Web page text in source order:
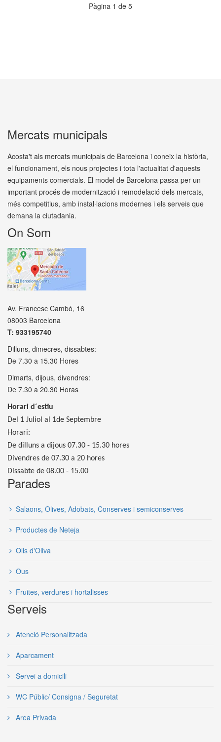
Pàgina 1 de 5
Mercats municipals
Acosta't als mercats municipals de Barcelona i coneix la història,
el funcionament, els nous projectes i tota l'actualitat d'aquests
equipaments comercials. El model de Barcelona passa per un
important procés de modernització i remodelació dels mercats,
més competitius, amb instal·lacions modernes i els serveis que
demana la ciutadania.
On Som
Av. Francesc Cambó, 16
08003 Barcelona
T: 933195740
Dilluns, dimecres, dissabtes:
De 7.30 a 15.30 Hores
Dimarts, dijous, divendres:
De 7.30 a 20.30 Horas
Horari d´estiu
Del 1 Juliol al 1de Septembre
Horari:
De dilluns a dijous 07.30 - 15.30 hores
Divendres de 07.30 a 20 hores
Dissabte de 08.00 - 15.00
Parades
Salaons, Olives, Adobats, Conserves i semiconserves
Productes de Neteja
Olis d'Oliva
Ous
Fruites, verdures i hortalisses
Serveis
Atenció Personalitzada
Aparcament
Servei a domicili
WC Públic/ Consigna / Seguretat
Area Privada